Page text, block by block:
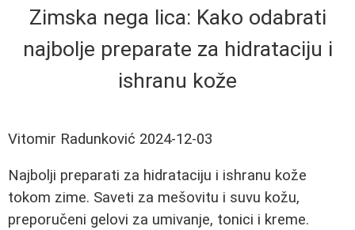
Zimska nega lica: Kako odabrati
najbolje preparate za hidrataciju i
ishranu kože
Vitomir Radunković 2024-12-03
Najbolji preparati za hidrataciju i ishranu kože
tokom zime. Saveti za mešovitu i suvu kožu,
preporučeni gelovi za umivanje, tonici i kreme.